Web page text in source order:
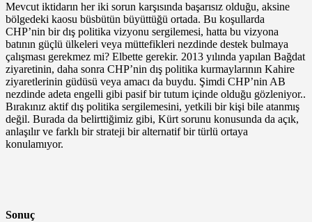
Mevcut iktidarın her iki sorun karşısında başarısız olduğu, aksine
bölgedeki kaosu büsbütün büyüttüğü ortada. Bu koşullarda
CHP’nin bir dış politika vizyonu sergilemesi, hatta bu vizyona
batının güçlü ülkeleri veya müttefikleri nezdinde destek bulmaya
çalışması gerekmez mi? Elbette gerekir. 2013 yılında yapılan Bağdat
ziyaretinin, daha sonra CHP’nin dış politika kurmaylarının Kahire
ziyaretlerinin güdüsü veya amacı da buydu. Şimdi CHP’nin AB
nezdinde adeta engelli gibi pasif bir tutum içinde olduğu gözleniyor..
Bırakınız aktif dış politika sergilemesini, yetkili bir kişi bile atanmış
değil. Burada da belirttiğimiz gibi, Kürt sorunu konusunda da açık,
anlaşılır ve farklı bir strateji bir alternatif bir türlü ortaya
konulamıyor.
Sonuç